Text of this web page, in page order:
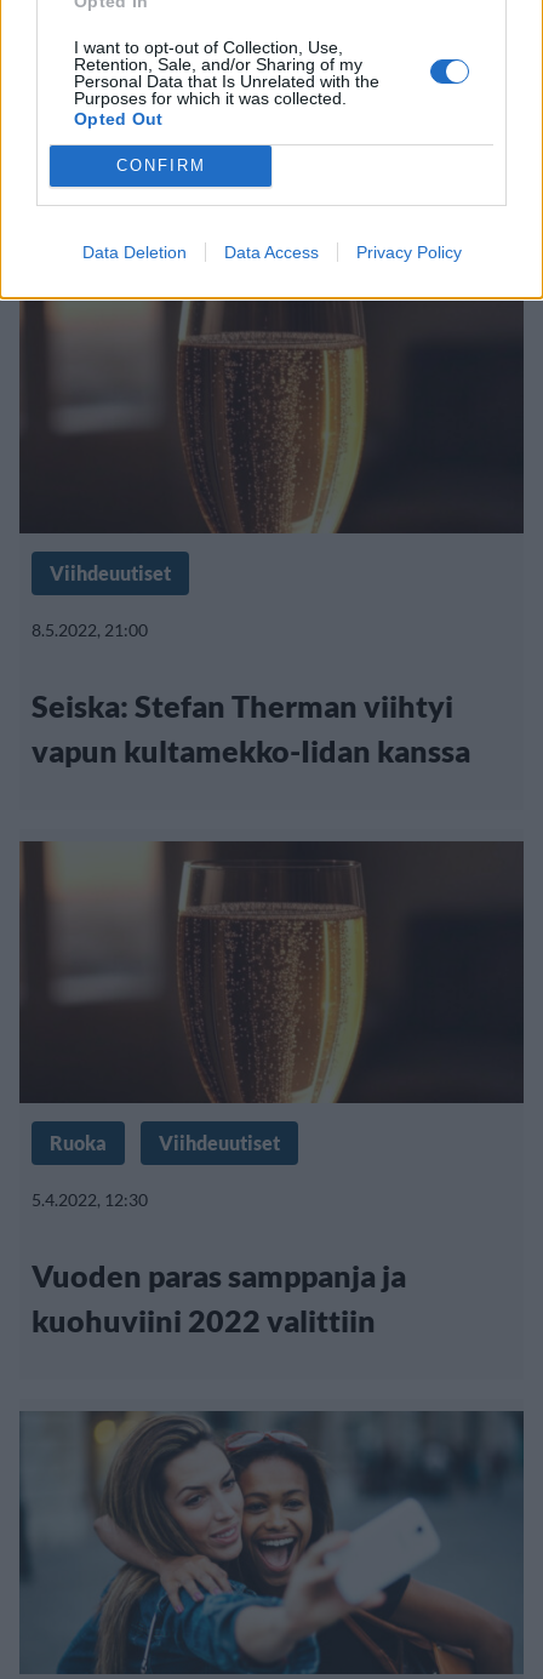
I want to opt-out of Collection, Use,
Retention, Sale, and/or Sharing of my
Personal Data that Is Unrelated with the
Purposes for which it was collected.
Opted Out
CONFIRM
Data Deletion Data Access Privacy Policy
Hangossa bailataan viikonloppuna
luksusfestareiden tahtiin –
merenranta ja suomalaiset
huippunimet
Viihdeuutiset
8.5.2022, 21:00
Seiska: Stefan Therman viihtyi
vapun kultamekko-Iidan kanssa
Ruoka Viihdeuutiset
5.4.2022, 12:30
Vuoden paras samppanja ja
kuohuviini 2022 valittiin